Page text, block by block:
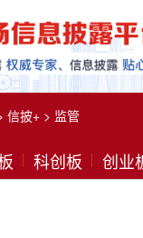
信披+ > 监管
科创板 创业